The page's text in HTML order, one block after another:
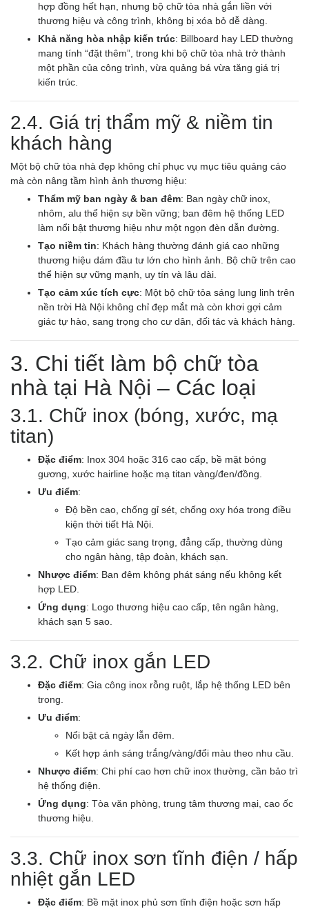
hợp đồng hết hạn, nhưng bộ chữ tòa nhà gắn liền với
thương hiệu và công trình, không bị xóa bỏ dễ dàng.
Khả năng hòa nhập kiến trúc: Billboard hay LED thường
mang tính “đặt thêm”, trong khi bộ chữ tòa nhà trở thành
một phần của công trình, vừa quảng bá vừa tăng giá trị
kiến trúc.
2.4. Giá trị thẩm mỹ & niềm tin
khách hàng
Một bộ chữ tòa nhà đẹp không chỉ phục vụ mục tiêu quảng cáo
mà còn nâng tầm hình ảnh thương hiệu:
Thẩm mỹ ban ngày & ban đêm: Ban ngày chữ inox,
nhôm, alu thể hiện sự bền vững; ban đêm hệ thống LED
làm nổi bật thương hiệu như một ngọn đèn dẫn đường.
Tạo niềm tin: Khách hàng thường đánh giá cao những
thương hiệu dám đầu tư lớn cho hình ảnh. Bộ chữ trên cao
thể hiện sự vững mạnh, uy tín và lâu dài.
Tạo cảm xúc tích cực: Một bộ chữ tỏa sáng lung linh trên
nền trời Hà Nội không chỉ đẹp mắt mà còn khơi gợi cảm
giác tự hào, sang trọng cho cư dân, đối tác và khách hàng.
3. Chi tiết làm bộ chữ tòa
nhà tại Hà Nội – Các loại
3.1. Chữ inox (bóng, xước, mạ
titan)
Đặc điểm: Inox 304 hoặc 316 cao cấp, bề mặt bóng
gương, xước hairline hoặc mạ titan vàng/đen/đồng.
Ưu điểm:
Độ bền cao, chống gỉ sét, chống oxy hóa trong điều
kiện thời tiết Hà Nội.
Tạo cảm giác sang trọng, đẳng cấp, thường dùng
cho ngân hàng, tập đoàn, khách sạn.
Nhược điểm: Ban đêm không phát sáng nếu không kết
hợp LED.
Ứng dụng: Logo thương hiệu cao cấp, tên ngân hàng,
khách sạn 5 sao.
3.2. Chữ inox gắn LED
Đặc điểm: Gia công inox rỗng ruột, lắp hệ thống LED bên
trong.
Ưu điểm:
Nổi bật cả ngày lẫn đêm.
Kết hợp ánh sáng trắng/vàng/đổi màu theo nhu cầu.
Nhược điểm: Chi phí cao hơn chữ inox thường, cần bảo trì
hệ thống điện.
Ứng dụng: Tòa văn phòng, trung tâm thương mại, cao ốc
thương hiệu.
3.3. Chữ inox sơn tĩnh điện / hấp
nhiệt gắn LED
Đặc điểm: Bề mặt inox phủ sơn tĩnh điện hoặc sơn hấp